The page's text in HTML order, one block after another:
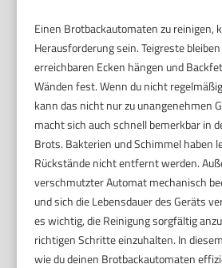
Einen Brotbackautomaten zu reinigen,
Herausforderung sein. Teigreste
erreichbaren Ecken hängen und
Wänden fest. Wenn du nicht
kann das nicht nur zu unangenehmen
macht sich auch schnell bemerkbar in
Brots. Bakterien und Schimmel haben
Rückstände nicht entfernt werden.
verschmutzter Automat mechanisch
und sich die Lebensdauer des Geräts
es wichtig, die Reinigung sorgfältig
richtigen Schritte einzuhalten. In
wie du deinen Brotbackautomaten